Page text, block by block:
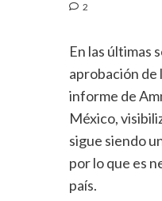
2
En las últimas
aprobación de
informe de
México,
sigue siendo
por lo que es
país.